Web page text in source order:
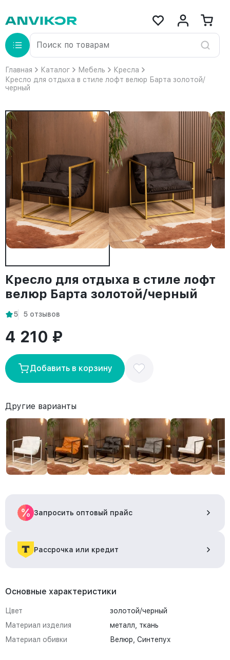
Главная Каталог Мебель
Кресла
Кресло для отдыха в стиле лофт велюр Барта золотой/
черный
Кресло для отдыха в стиле лофт
велюр Барта золотой/черный
5 5 отзывов
4 210 ₽
Добавить в корзину
Другие варианты
Запросить оптовый прайс
Рассрочка или кредит
Основные характеристики
Цвет
золотой/черный
Материал изделия
металл, ткань
Материал обивки
Велюр, Синтепух